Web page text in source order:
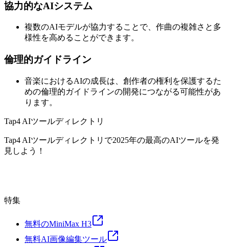
協力的なAIシステム
複数のAIモデルが協力することで、作曲の複雑さと多
様性を高めることができます。
倫理的ガイドライン
音楽におけるAIの成長は、創作者の権利を保護するた
めの倫理的ガイドラインの開発につながる可能性があ
ります。
Tap4 AIツールディレクトリ
Tap4 AIツールディレクトリで2025年の最高のAIツールを発
見しよう！
特集
無料のMiniMax H3
無料AI画像編集ツール